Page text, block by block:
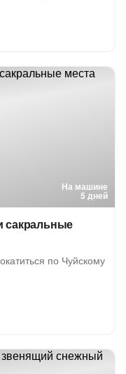
На машине
5 дней
сакральные
по Чуйскому